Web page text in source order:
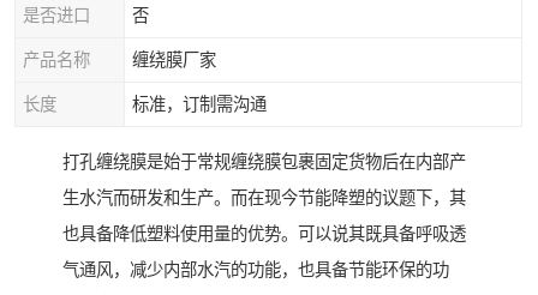
是否进口 否
产品名称 缠绕膜厂家
长度 标准，订制需沟通
打孔缠绕膜是始于常规缠绕膜包裹固定货物后在内部产
生水汽而研发和生产。而在现今节能降塑的议题下，其
也具备降低塑料使用量的优势。可以说其既具备呼吸透
气通风，减少内部水汽的功能，也具备节能环保的功